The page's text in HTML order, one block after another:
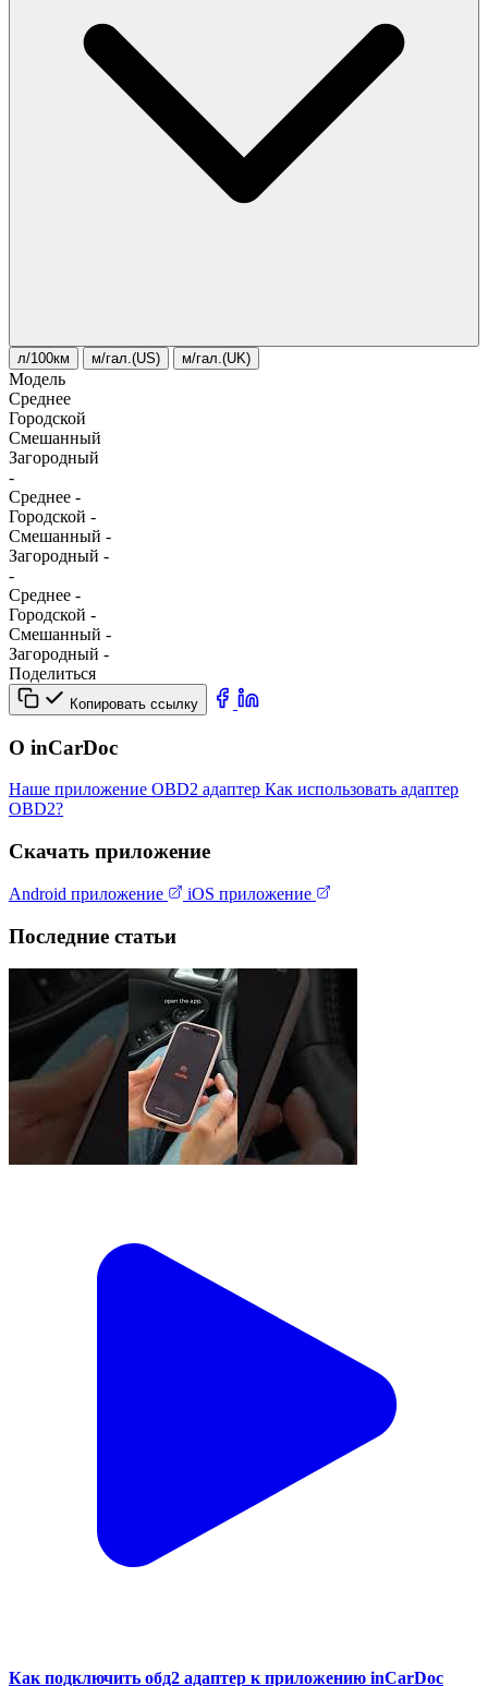
л/100км м/гал.(US) м/гал.(UK)
Модель
Среднее
Городской
Смешанный
Загородный
-
Среднее -
Городской -
Смешанный -
Загородный -
-
Среднее -
Городской -
Смешанный -
Загородный -
Поделиться
Копировать ссылку
О inCarDoc
Наше приложение OBD2 адаптер Как использовать адаптер
OBD2?
Скачать приложение
Android приложение iOS приложение
Последние статьи
Как подключить обд2 адаптер к приложению inCarDoc